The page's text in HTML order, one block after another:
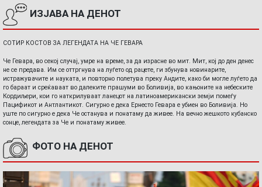
ИЗЈАВА НА ДЕНОТ
СОТИР КОСТОВ ЗА ЛЕГЕНДАТА НА ЧЕ ГЕВАРА
Че Гевара, во секој случај, умре на време, за да израсне во мит. Мит, кој до ден денес
не се предава. Им се оттргнува на луѓето од рацете, ги збунува новинарите,
истражувачите и науката, и повторно полетува преку Андите, како би могле луѓето да
го бараат и среќаваат во далеките прашуми во Боливија, во кањоните на небеските
Кордиљери, кои го наткрилуваат ланецот на латиноамерикански земји помеѓу
Пацификот и Антлантикот. Сигурно е дека Ернесто Гевара е убиен во Боливија. Но
уште по сигурно е дека Че останува и понатаму да живее. На вечно жешкото кубанско
сонце, легендата за Че и понатаму живее.
ФОТО НА ДЕНОТ